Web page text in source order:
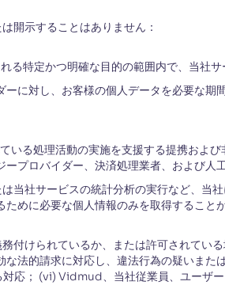
開示することはありません：
特定かつ明確な目的の範囲内で、当社
に対し、お客様の個人データを必要な期
いる処理活動の実施を支援する提携およ
プロバイダー、決済処理業者、および人
当社サービスの統計分析の実行など、当
めに必要な個人情報のみを取得すること
付けられているか、または許可されてい
法的請求に対応し、違法行為の疑いまた
； (vi) Vidmud、当社従業員、ユーザー